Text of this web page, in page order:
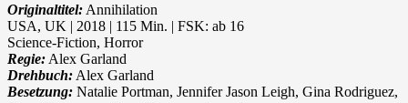
Originaltitel: Annihilation
USA, UK | 2018 | 115 Min. | FSK: ab 16
Science-Fiction, Horror
Regie: Alex Garland
Drehbuch: Alex Garland
Besetzung: Natalie Portman, Jennifer Jason Leigh, Gina Rodriguez,